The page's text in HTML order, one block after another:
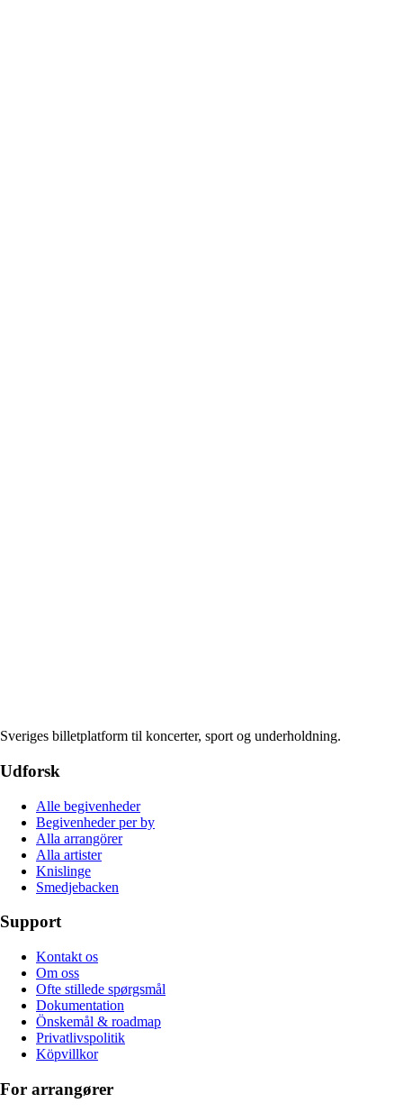
Sveriges billetplatform til koncerter, sport og underholdning.
Udforsk
Alle begivenheder
Begivenheder per by
Alla arrangörer
Alla artister
Knislinge
Smedjebacken
Support
Kontakt os
Om oss
Ofte stillede spørgsmål
Dokumentation
Önskemål & roadmap
Privatlivspolitik
Köpvillkor
For arrangører